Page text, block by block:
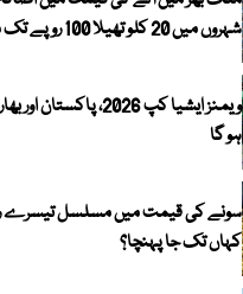
شہروں میں 20 کلو تھیلا 100 روپے تک مہنگا
ویمنز ایشیا کپ 2026،
ہو گا
سونے کی قیمت میں مسلسل تیسرے روز
کہاں تک جا پہنچا؟